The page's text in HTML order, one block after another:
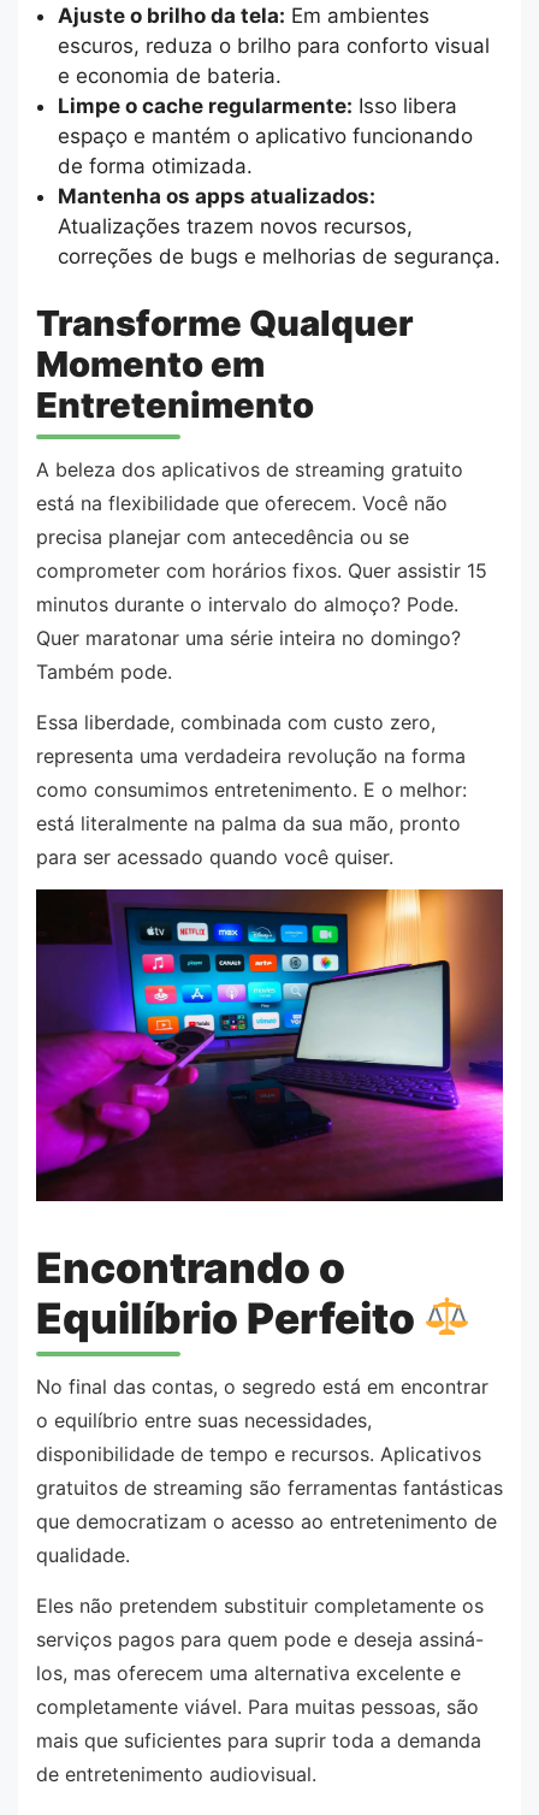
Ajuste o brilho da tela: Em ambientes
escuros, reduza o brilho para conforto visual
e economia de bateria.
Limpe o cache regularmente: Isso libera
espaço e mantém o aplicativo funcionando
de forma otimizada.
Mantenha os apps atualizados:
Atualizações trazem novos recursos,
correções de bugs e melhorias de segurança.
Transforme Qualquer
Momento em
Entretenimento
A beleza dos aplicativos de streaming gratuito
está na flexibilidade que oferecem. Você não
precisa planejar com antecedência ou se
comprometer com horários fixos. Quer assistir 15
minutos durante o intervalo do almoço? Pode.
Quer maratonar uma série inteira no domingo?
Também pode.
Essa liberdade, combinada com custo zero,
representa uma verdadeira revolução na forma
como consumimos entretenimento. E o melhor:
está literalmente na palma da sua mão, pronto
para ser acessado quando você quiser.
Encontrando o
Equilíbrio Perfeito
No final das contas, o segredo está em encontrar
o equilíbrio entre suas necessidades,
disponibilidade de tempo e recursos. Aplicativos
gratuitos de streaming são ferramentas fantásticas
que democratizam o acesso ao entretenimento de
qualidade.
Eles não pretendem substituir completamente os
serviços pagos para quem pode e deseja assiná-
los, mas oferecem uma alternativa excelente e
completamente viável. Para muitas pessoas, são
mais que suficientes para suprir toda a demanda
de entretenimento audiovisual.